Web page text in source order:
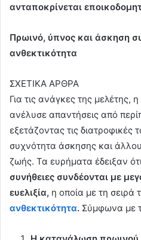
ανταποκρίνεται
Πρωινό, ύπνος και άσκηση
ανθεκτικότητα
ΣΧΕΤΙΚΑ ΑΡΘΡΑ
Για τις ανάγκες της μελέτης,
ανέλυσε απαντήσεις από
εξετάζοντας τις διατροφικές
συχνότητα άσκησης και
ζωής. Τα ευρήματα έδειξαν
συνήθειες συνδέονται με
ευελιξία, η οποία με τη σειρά
ανθεκτικότητα. Σύμφωνα με